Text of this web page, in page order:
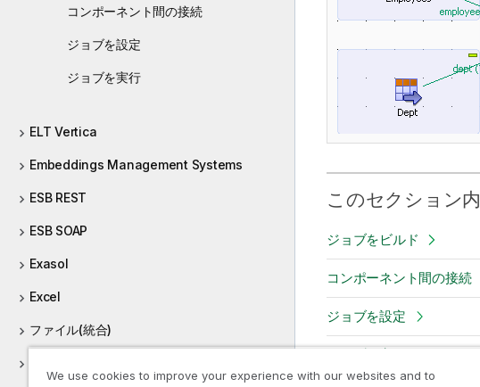
コンポーネント間の接続
ジョブを設定
ジョブを実行
ELT Vertica
Embeddings Management Systems
ESB REST
ESB SOAP
Exasol
Excel
ファイル(統合)
このセクション内
ジョブをビルド
コンポーネント間の接続
ジョブを設定
ジョブを実行
We use cookies to improve your experience with our websites and to